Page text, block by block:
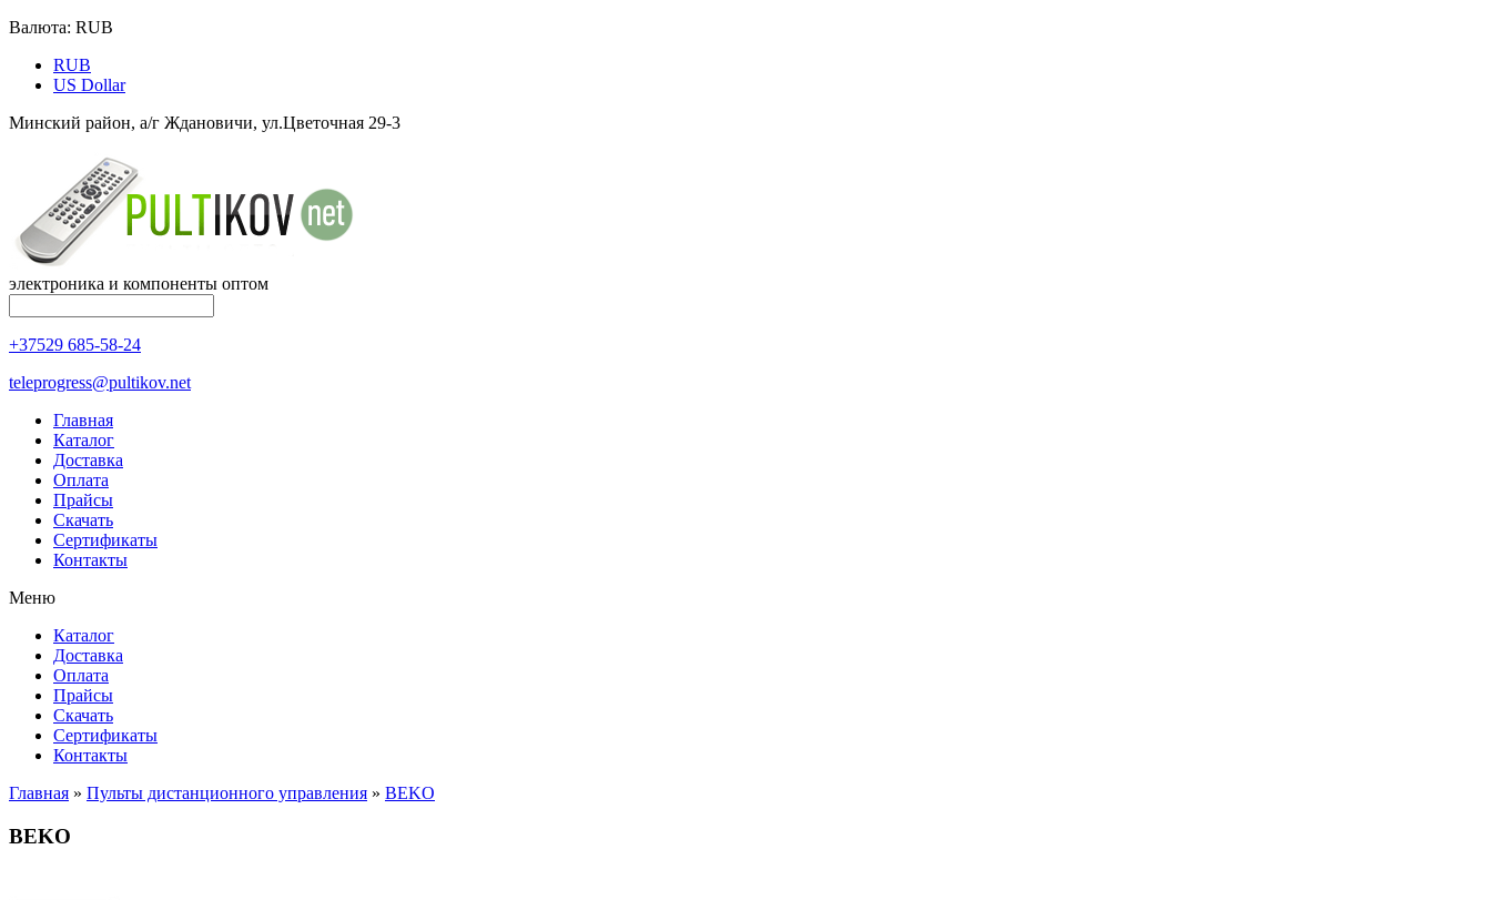
Валюта: RUB
RUB
US Dollar
Минский район, а/г Ждановичи, ул.Цветочная 29-3
электроника и компоненты оптом
+37529 685-58-24
teleprogress@pultikov.net
Главная
Каталог
Доставка
Оплата
Прайсы
Cкачать
Сертификаты
Контакты
Меню
Каталог
Доставка
Оплата
Прайсы
Cкачать
Сертификаты
Контакты
Главная » Пульты дистанционного управления » BEKO
BEKO